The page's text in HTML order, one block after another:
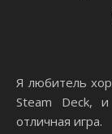
Я любитель хороших JRPG, в которые можно играть на
Steam Deck, и
отличная игра.